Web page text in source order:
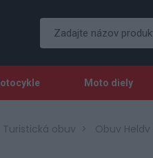
Moto diely
Turistická obuv Obuv